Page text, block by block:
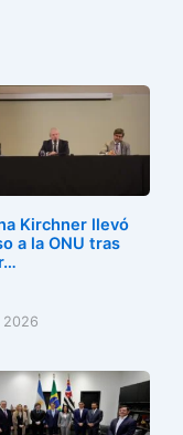
Kirchner llevó
a la ONU tras
2026